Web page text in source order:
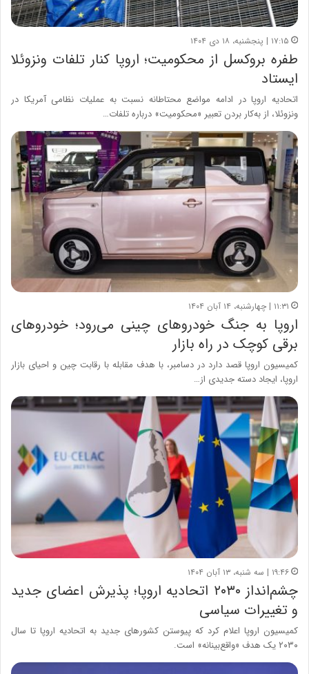
۱۷:۱۵ | پنجشنبه، ۱۸ دی ۱۴۰۴
طفره بروکسل از محکومیت؛ اروپا کنار تلفات ونزوئلا
ایستاد
اتحادیه اروپا در ادامه مواضع محتاطانه نسبت به عملیات نظامی آمریکا در
ونزوئلا، از به‌کار بردن تعبیر «محکومیت» درباره تلفات…
۱۱:۳۱ | چهارشنبه، ۱۴ آبان ۱۴۰۴
اروپا به جنگ خودروهای چینی می‌رود؛ خودروهای
برقی کوچک در راه بازار
کمیسیون اروپا قصد دارد در دسامبر، با هدف مقابله با رقابت چین و احیای بازار
اروپا، ایجاد دسته جدیدی از…
۱۹:۴۶ | سه شنبه، ۱۳ آبان ۱۴۰۴
چشم‌انداز ۲۰۳۰ اتحادیه اروپا؛ پذیرش اعضای جدید
و تغییرات سیاسی
کمیسیون اروپا اعلام کرد که پیوستن کشورهای جدید به اتحادیه اروپا تا سال
۲۰۳۰ یک هدف «واقع‌بینانه» است.